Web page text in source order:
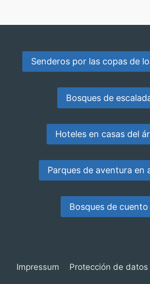
Senderos por las copas de
Bosques de
Hoteles en casas del
Parques de aventura en
Bosques de cuento
Impressum Protección de datos